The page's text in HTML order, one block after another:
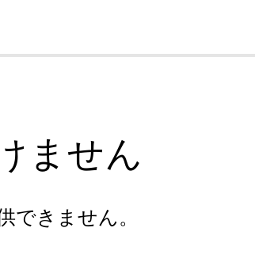
ません
できません。